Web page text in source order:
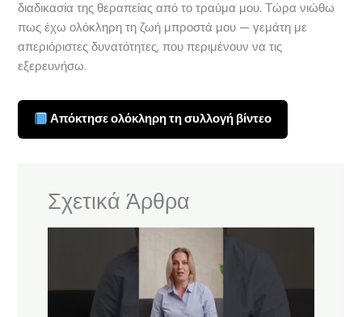
διαδικασία της θεραπείας από το τραύμα μου. Τώρα νιώθω
πως έχω ολόκληρη τη ζωή μπροστά μου — γεμάτη με
απεριόριστες δυνατότητες, που περιμένουν να τις
εξερευνήσω.
Απόκτησε ολόκληρη τη συλλογή βίντεο
Σχετικά Άρθρα